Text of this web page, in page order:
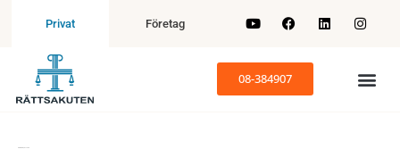
Privat Företag
08-384907